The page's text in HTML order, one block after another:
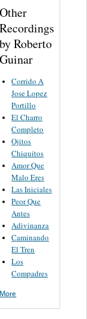
Other
Recordings
by Roberto
Guinar
Corrido A
Jose Lopez
Portillo
El Charro
Completo
Ojitos
Chiquitos
Amor Que
Malo Eres
Las Iniciales
Peor Que
Antes
Adivinanza
Caminando
El Tren
Los
Compadres
More